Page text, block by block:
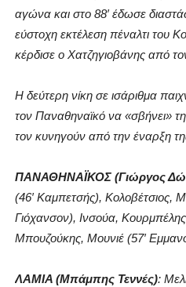
αγώνα και στο 88′ έδωσε
εύστοχη εκτέλεση πέναλτι του
κέρδισε ο Χατζηγιοβάνης από
Η δεύτερη νίκη σε ισάριθμα
τον Παναθηναϊκό να «σβήνει»
τον κυνηγούν από την έναρξη
ΠΑΝΑΘΗΝΑΪΚΟΣ (Γιώργος
(46′ Καμπετσής), Κολοβέτσιος,
Γιόχανσον), Ινσούα,
Μπουζούκης, Μουνιέ (57′
ΛΑΜΙΑ (Μπάμπης Τεννές):